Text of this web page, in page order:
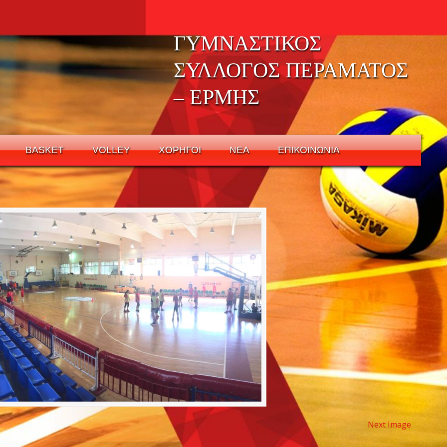
ΓΥΜΝΑΣΤΙΚΟΣ
ΣΥΛΛΟΓΟΣ ΠΕΡΑΜΑΤΟΣ
– ΕΡΜΗΣ
BASKET VOLLEY ΧΟΡΗΓΟΙ ΝΕΑ ΕΠΙΚΟΙΝΩΝΙΑ
Next Image